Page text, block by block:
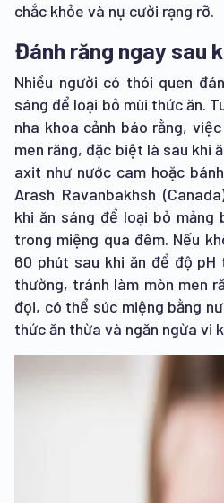
chắc khỏe và nụ cười rạng rỡ.
Đánh răng ngay sau
Nhiều người có thói quen
sáng để loại bỏ mùi thức ăn.
nha khoa cảnh báo rằng,
men răng, đặc biệt là sau khi
axit như nước cam hoặc
Arash Ravanbakhsh
khi ăn sáng để loại bỏ
trong miệng qua đêm. Nếu
60 phút sau khi ăn để độ
thường, tránh làm mòn men
đợi, có thể súc miệng bằng
thức ăn thừa và ngăn ngừa vi